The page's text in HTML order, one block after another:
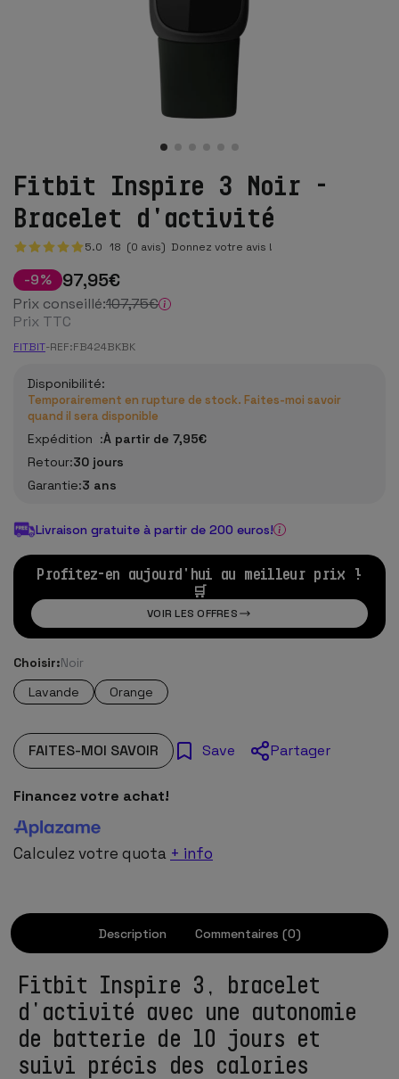
Fitbit Inspire 3 Noir -
Bracelet d'activité
5.0 18 (0 avis) Donnez votre avis !
-9% 97,95€
Prix conseillé:107,75€
Prix TTC
FITBIT-REF:FB424BKBK
Disponibilité:
Temporairement en rupture de stock. Faites-moi savoir
quand il sera disponible
Expédition :À partir de 7,95€
Retour:30 jours
Garantie:3 ans
Livraison gratuite à partir de 200 euros!
Profitez-en aujourd'hui au meilleur prix !
🛒
VOIR LES OFFRES
Choisir:Noir
Lavande
Orange
FAITES-MOI SAVOIR Save Partager
Financez votre achat!
Calculez votre quota + info
Description Commentaires (0)
Fitbit Inspire 3, bracelet
d'activité avec une autonomie
de batterie de 10 jours et
suivi précis des calories